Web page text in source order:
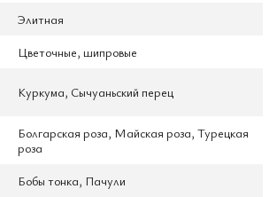
Элитная
Цветочные, шипровые
Куркума, Сычуаньский перец
Болгарская роза, Майская роза, Турецкая
роза
Бобы тонка, Пачули